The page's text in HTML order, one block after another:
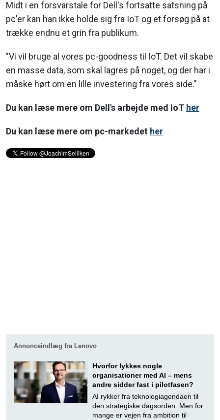
Midt i en forsvarstale for Dell's fortsatte satsning på
pc'er kan han ikke holde sig fra IoT og et forsøg på at
trække endnu et grin fra publikum.
"Vi vil bruge al vores pc-goodness til IoT. Det vil skabe
en masse data, som skal lagres på noget, og der har i
måske hørt om en lille investering fra vores side."
Du kan læse mere om Dell's arbejde med IoT her
Du kan læse mere om pc-markedet her
Annonceindlæg fra Lenovo
Hvorfor lykkes nogle
organisationer med AI – mens
andre sidder fast i pilotfasen?
AI rykker fra teknologiagendaen til
den strategiske dagsorden. Men for
mange er vejen fra ambition til